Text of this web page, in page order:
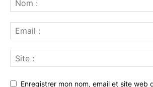
Enregistrer mon nom, email et site web